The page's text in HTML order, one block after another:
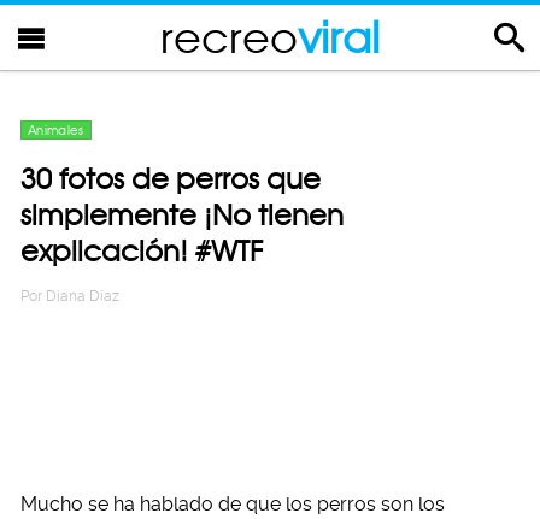
recreoviral
Animales
30 fotos de perros que
simplemente ¡No tienen
explicación! #WTF
Por Diana Diaz
Mucho se ha hablado de que los perros son los